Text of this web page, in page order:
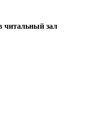
читальный зал